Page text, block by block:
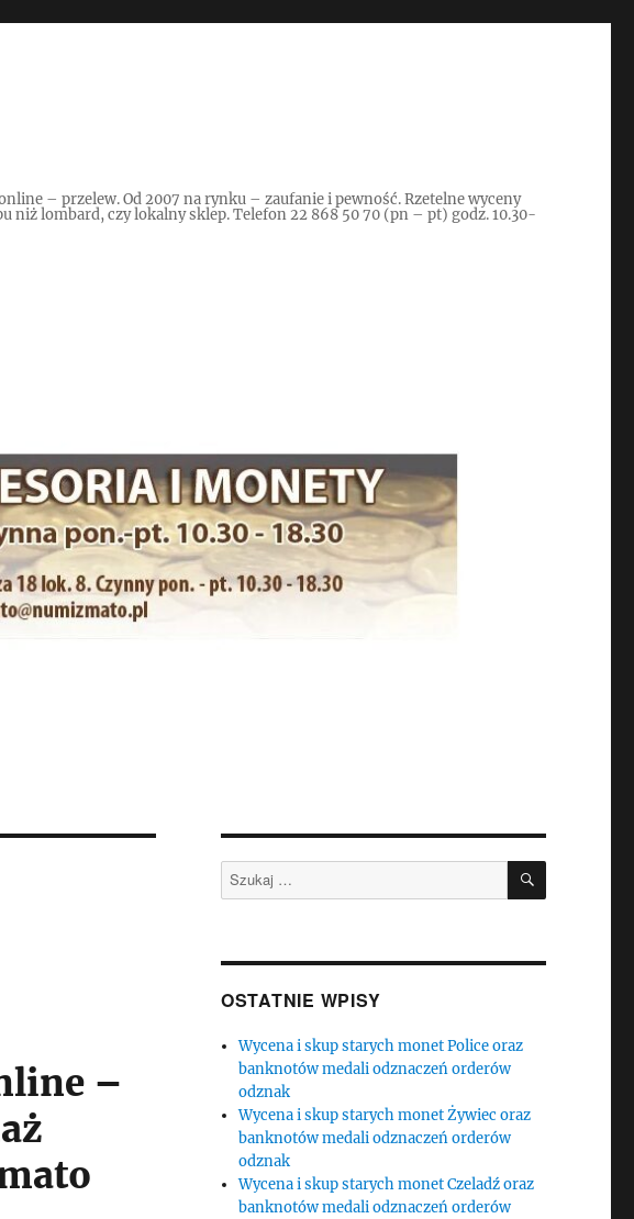
– przelew. Od 2007 na rynku – zaufanie i pewność. Rzetelne wyceny
niż lombard, czy lokalny sklep. Telefon 22 868 50 70 (pn – pt) godz. 10.30-
–
Szukaj: SZUKAJ
OSTATNIE WPISY
Wycena i skup starych monet Police oraz
banknotów medali odznaczeń orderów
odznak
Wycena i skup starych monet Żywiec oraz
banknotów medali odznaczeń orderów
odznak
Wycena i skup starych monet Czeladź oraz
banknotów medali odznaczeń orderów